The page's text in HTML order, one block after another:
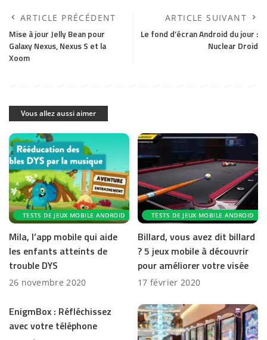
ARTICLE PRÉCÉDENT
Mise à jour Jelly Bean pour
Galaxy Nexus, Nexus S et la
Xoom
ARTICLE SUIVANT
Le fond d’écran Android du jour :
Nuclear Droid
Vous allez aussi aimer
TESTS DE JEUX MOBILE ANDROID
Mila, l’app mobile qui aide
les enfants atteints de
trouble DYS
26 novembre 2020
TESTS DE JEUX MOBILE ANDROID
Billard, vous avez dit billard
? 5 jeux mobile à découvrir
pour améliorer votre visée
17 février 2020
EnigmBox : Réfléchissez
avec votre téléphone